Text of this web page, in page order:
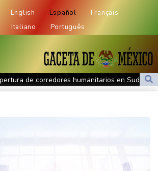
English Español
Français
Italiano
Português
de corredores humanitarios en Sudán
cancelados en China por llegada del tifón
seguirá bloqueado hasta que EEUU
condiciones